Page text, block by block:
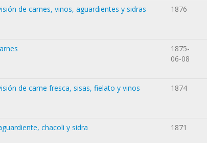
de carnes, vinos, aguardientes y sidras 1876
1875-
06-08
de carne fresca, sisas, fielato y vinos 1874
chacoli y sidra 1871